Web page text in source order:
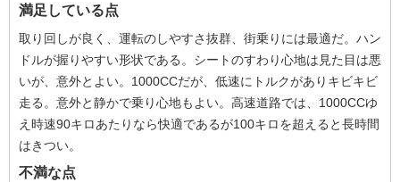
満足している点
取り回しが良く、運転のしやすさ抜群、街乗りには最適だ。ハン
ドルが握りやすい形状である。シートのすわり心地は見た目は悪
いが、意外とよい。1000CCだが、低速にトルクがありキビキビ
走る。意外と静かで乗り心地もよい。高速道路では、1000CCゆ
え時速90キロあたりなら快適であるが100キロを超えると長時間
はきつい。
不満な点